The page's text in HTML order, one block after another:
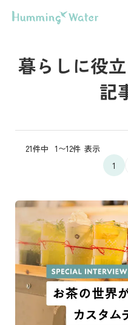
暮らしに役
記
21件中 1〜12件 表示
1
記事を読む